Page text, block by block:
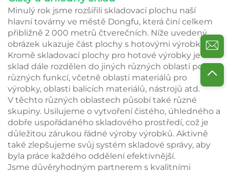
Minulý rok jsme rozšířili skladovací plochu naší
hlavní továrny ve městě Dongfu, která činí celkem
přibližně 2 000 metrů čtverečních. Níže uvedený
obrázek ukazuje část plochy s hotovými výrobky.
Kromě skladovací plochy pro hotové výrobky je
sklad dále rozdělen do jiných různých oblastí podle
různých funkcí, včetně oblasti materiálů pro
výrobky, oblasti balicích materiálů, nástrojů atd.
V těchto různých oblastech působí také různé
skupiny. Usilujeme o vytvoření čistého, úhledného a
dobře uspořádaného skladového prostředí, což je
důležitou zárukou řádné výroby výrobků. Aktivně
také zlepšujeme svůj systém skladové správy, aby
byla práce každého oddělení efektivnější.
Jsme důvěryhodným partnerem s kvalitními